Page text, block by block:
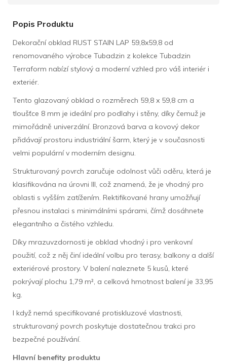
Popis Produktu
Dekorační obklad RUST STAIN LAP 59,8x59,8 od
renomovaného výrobce Tubadzin z kolekce Tubadzin
Terraform nabízí stylový a moderní vzhled pro váš interiér i
exteriér.
Tento glazovaný obklad o rozměrech 59,8 x 59,8 cm a
tloušťce 8 mm je ideální pro podlahy i stěny, díky čemuž je
mimořádně univerzální. Bronzová barva a kovový dekor
přidávají prostoru industriální šarm, který je v současnosti
velmi populární v moderním designu.
Strukturovaný povrch zaručuje odolnost vůči oděru, která je
klasifikována na úrovni III, což znamená, že je vhodný pro
oblasti s vyšším zatížením. Rektifikované hrany umožňují
přesnou instalaci s minimálními spárami, čímž dosáhnete
elegantního a čistého vzhledu.
Díky mrazuvzdornosti je obklad vhodný i pro venkovní
použití, což z něj činí ideální volbu pro terasy, balkony a další
exteriérové ​​prostory. V balení naleznete 5 kusů, které
pokrývají plochu 1,79 m², a celková hmotnost balení je 33,95
kg.
I když nemá specifikované protiskluzové vlastnosti,
strukturovaný povrch poskytuje dostatečnou trakci pro
bezpečné používání.
Hlavní benefity produktu